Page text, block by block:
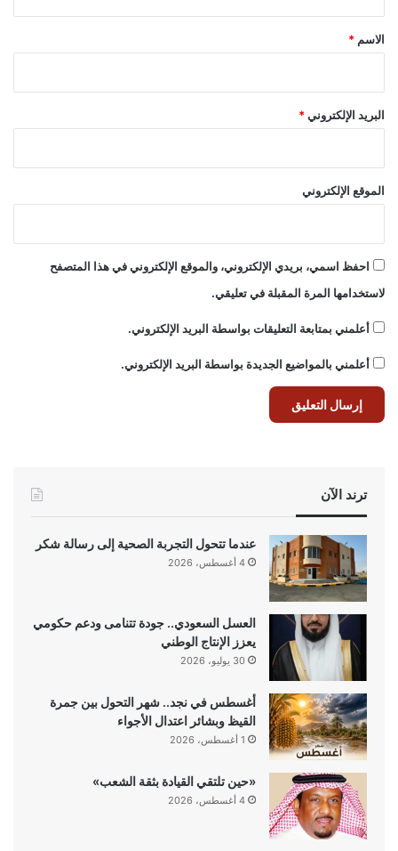
*
الاسم *
البريد الإلكتروني*
الموقع الإلكتروني
احفظ اسمي، بريدي الإلكتروني، والموقع الإلكتروني في هذا المتصفح
لاستخدامها المرة المقبلة في تعليقي.
أعلمني بمتابعة التعليقات بواسطة البريد الإلكتروني.
أعلمني بالمواضيع الجديدة بواسطة البريد الإلكتروني.
ترند الآن
عندما تتحول التجربة الصحية إلى رسالة شكر
4 أغسطس، 2026
العسل السعودي.. جودة تتنامى ودعم حكومي
يعزز الإنتاج الوطني
30 يوليو، 2026
أغسطس في نجد.. شهر التحول بين جمرة
القيظ وبشائر اعتدال الأجواء
1 أغسطس، 2026
«حين تلتقي القيادة بثقة الشعب»
4 أغسطس، 2026